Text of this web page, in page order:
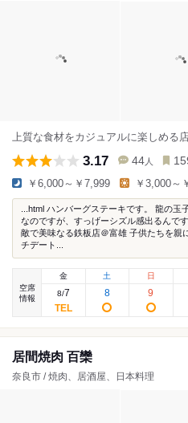
上質な食材をカジュアルに楽しめる
3.17 44 人
￥6,000～￥7,999 ￥3,000～
...html ハンバーグステーキです。 龍の玉
なのですが、すっげーシズル感出るんで
敵で美味なる鉄板店＠富雄 子供たちを親
チデート...
空席
情報
金
8/7
土
8
日
9
居間焼肉 百欒
奈良市 / 焼肉、居酒屋、日本料理